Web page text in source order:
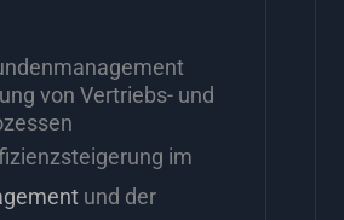
von Vertriebs- und
im
und der